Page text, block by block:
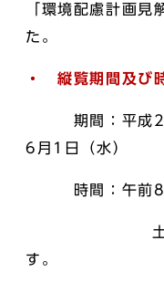
「環境配慮計画見
た。
・ 縦覧期間及び
期間：平成28
6月1日（水）
時間：午前8
土曜日、日
す。